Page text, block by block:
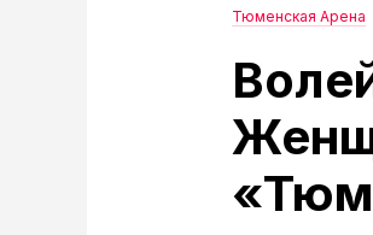
Тюменская Арена